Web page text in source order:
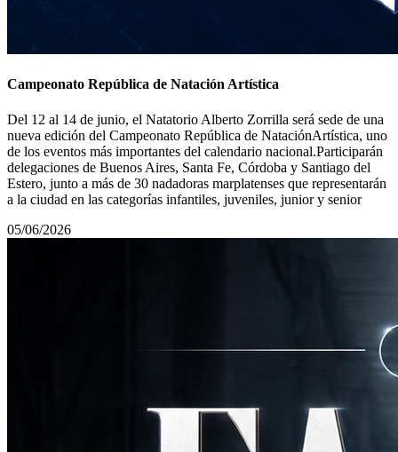
Campeonato República de Natación Artística
Del 12 al 14 de junio, el Natatorio Alberto Zorrilla será sede de una
nueva edición del Campeonato República de NataciónArtística, uno
de los eventos más importantes del calendario nacional.Participarán
delegaciones de Buenos Aires, Santa Fe, Córdoba y Santiago del
Estero, junto a más de 30 nadadoras marplatenses que representarán
a la ciudad en las categorías infantiles, juveniles, junior y senior
05/06/2026